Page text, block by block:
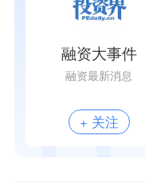
融资大事件
融资最新消息
+ 关注